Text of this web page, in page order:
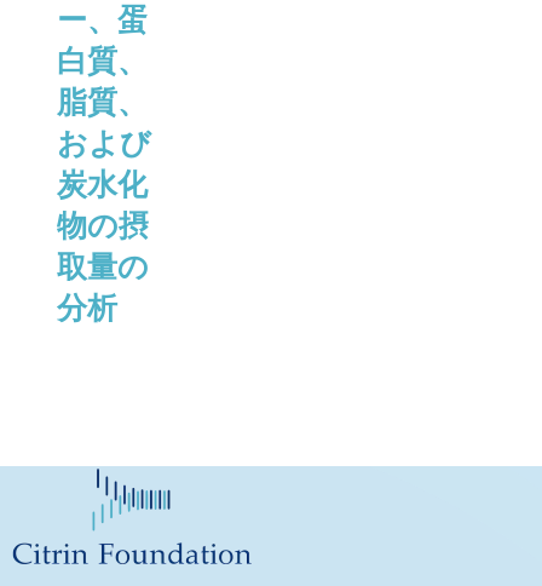
ー、蛋
白質、
脂質、
および
炭水化
物の摂
取量の
分析